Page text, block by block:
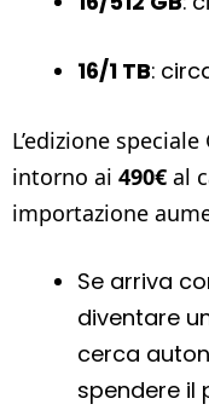
16/1 TB:
L’edizione
intorno ai 490€ al
importazione
Se arriva
diventare
cerca
spendere il